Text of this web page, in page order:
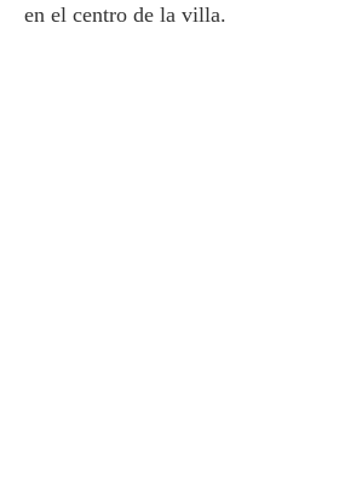
en el centro de la villa.